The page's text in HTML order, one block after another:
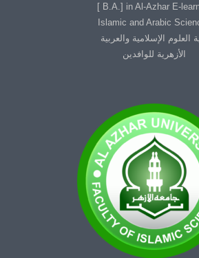
B.A.] in Al-Azhar E-
Islamic and Arabic
العلوم الإسلامية والعربية
الأزهرية للوافدين